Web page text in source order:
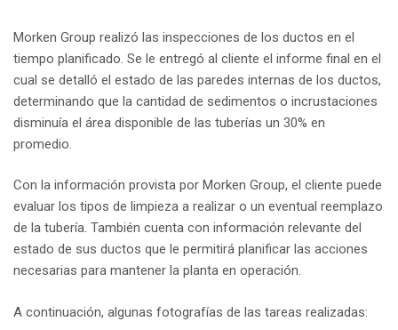
Morken Group realizó las inspecciones de los ductos en el
tiempo planificado. Se le entregó al cliente el informe final en el
cual se detalló el estado de las paredes internas de los ductos,
determinando que la cantidad de sedimentos o incrustaciones
disminuía el área disponible de las tuberías un 30% en
promedio.
Con la información provista por Morken Group, el cliente puede
evaluar los tipos de limpieza a realizar o un eventual reemplazo
de la tubería. También cuenta con información relevante del
estado de sus ductos que le permitirá planificar las acciones
necesarias para mantener la planta en operación.
A continuación, algunas fotografías de las tareas realizadas: